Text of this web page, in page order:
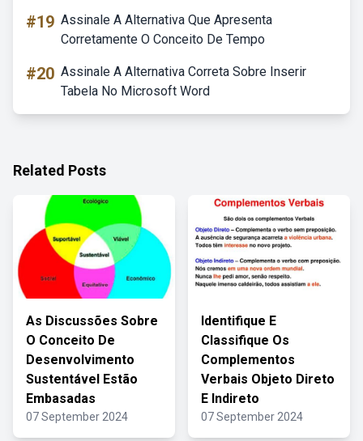
#19 Assinale A Alternativa Que Apresenta
Corretamente O Conceito De Tempo
#20 Assinale A Alternativa Correta Sobre Inserir
Tabela No Microsoft Word
Related Posts
As Discussões Sobre
O Conceito De
Desenvolvimento
Sustentável Estão
Embasadas
07 September 2024
Identifique E
Classifique Os
Complementos
Verbais Objeto Direto
E Indireto
07 September 2024